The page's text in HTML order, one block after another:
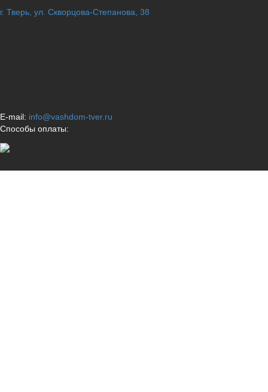
г. Тверь, ул. Скворцова-Степанова, 38
E-mail: info@vashdom-tver.ru
Способы оплаты: